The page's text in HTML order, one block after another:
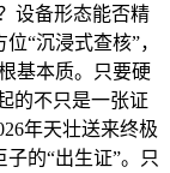
设备形态能否精
“沉浸式查核”，
基本质。只要硬
的不只是一张证
年天壮送来终极
的“出生证”。只